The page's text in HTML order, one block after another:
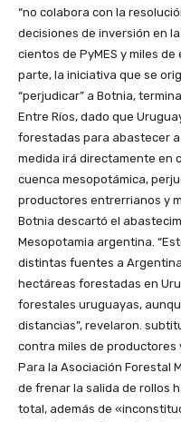
“no colabora con la
decisiones de inversión en
cientos de PyMES y miles de
parte, la iniciativa que se
“perjudicar” a Botnia,
Entre Ríos, dado que
forestadas para abastecer
medida irá directamente en
cuenca mesopotámica,
productores entrerrianos y
Botnia descartó el
Mesopotamia argentina.
distintas fuentes a
hectáreas forestadas en
forestales uruguayas,
distancias”, revelaron.
contra miles de
Para la Asociación Forestal
de frenar la salida de rollos
total, además de